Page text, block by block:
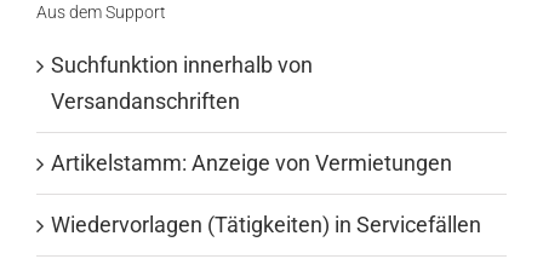
Aus dem Support
Suchfunktion innerhalb von
Versandanschriften
Artikelstamm: Anzeige von Vermietungen
Wiedervorlagen (Tätigkeiten) in Servicefällen